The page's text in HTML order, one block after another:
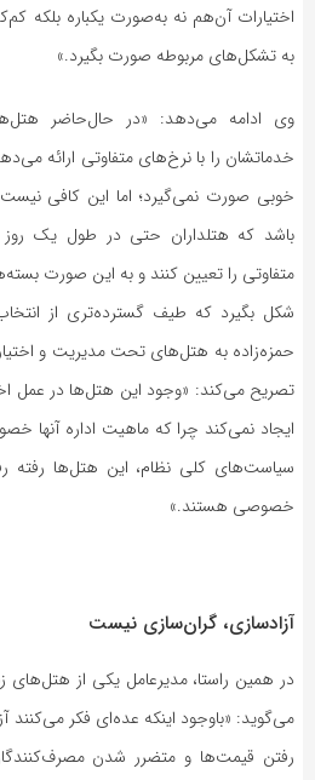
اختیارات آن‌هم نه به‌صورت یکباره بلکه
به تشکل‌های مربوطه صورت بگیرد.»
وی ادامه می‌دهد‌: «در حال‌حاضر
خدماتشان را با نرخ‌های متفاوتی ارائه
خوبی صورت نمی‌گیرد؛ اما این کافی
باشد که هتلداران حتی در طول یک
متفاوتی را تعیین کنند و به این صورت
شکل بگیرد که طیف گسترده‌تری از
حمزه‌زاده به هتل‌های تحت مدیریت و
تصریح می‌کند: «وجود این هتل‌ها در عمل
ایجاد نمی‌کند چرا که ماهیت اداره آنها
سیاست‌های کلی نظام، این هتل‌ها رفته
خصوصی هستند.»
آزادسازی، گران‌سازی نیست
در همین راستا، مدیرعامل یکی از هتل‌های
می‌گوید:‌ «باوجود اینکه عده‌ای فکر می‌کنند
رفتن قیمت‌ها و متضرر شدن